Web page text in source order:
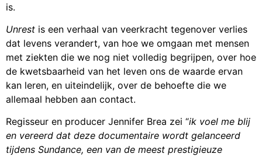
is.
Unrest is een verhaal van veerkracht tegenover verlies
dat levens verandert, van hoe we omgaan met mensen
met ziekten die we nog niet volledig begrijpen, over hoe
de kwetsbaarheid van het leven ons de waarde ervan
kan leren, en uiteindelijk, over de behoefte die we
allemaal hebben aan contact.
Regisseur en producer Jennifer Brea zei “ik voel me blij
en vereerd dat deze documentaire wordt gelanceerd
tijdens Sundance, een van de meest prestigieuze